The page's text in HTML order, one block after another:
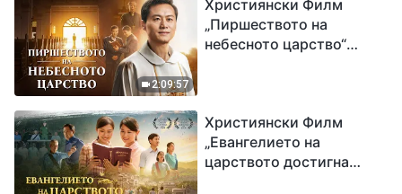
2:09:57
Християнски Филм
„Пиршеството на
небесното царство“
Християнски Филм
„Евангелието на
царството достигна